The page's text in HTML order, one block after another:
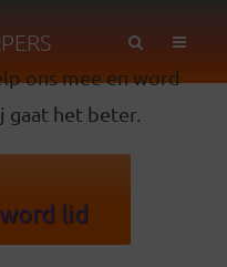
ons mee en word
het beter.
lid